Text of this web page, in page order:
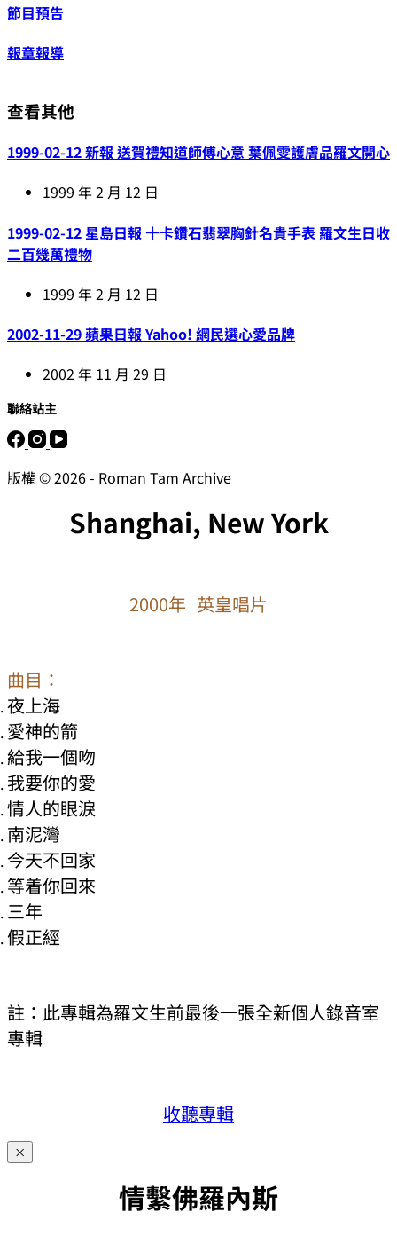
節目預告
報章報導
查看其他
1999-02-12 新報 送賀禮知道師傅心意 葉佩雯護膚品羅文開心
1999 年 2 月 12 日
1999-02-12 星島日報 十卡鑽石翡翠胸針名貴手表 羅文生日收
二百幾萬禮物
1999 年 2 月 12 日
2002-11-29 蘋果日報 Yahoo! 網民選心愛品牌
2002 年 11 月 29 日
聯絡站主
版權 © 2026 - Roman Tam Archive
Shanghai, New York
2000年 英皇唱片
曲目：
夜上海
愛神的箭
給我一個吻
我要你的愛
情人的眼淚
南泥灣
今天不回家
等着你回來
三年
假正經
註：此專輯為羅文生前最後一張全新個人錄音室
專輯
收聽專輯
×
情繫佛羅內斯